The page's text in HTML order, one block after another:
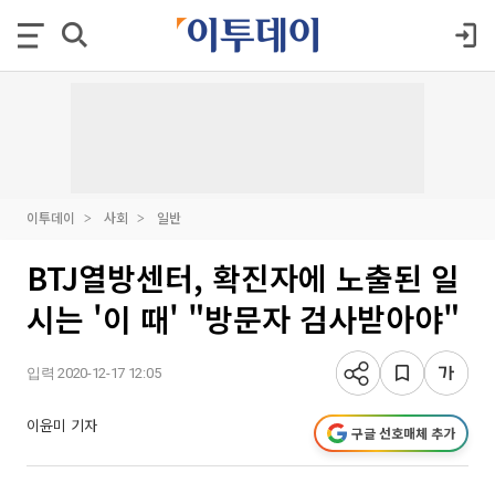
이투데이 사회 일반
BTJ열방센터, 확진자에 노출된 일
시는 '이 때' "방문자 검사받아야"
입력 2020-12-17 12:05
이윤미 기자 구글 선호매체 추가